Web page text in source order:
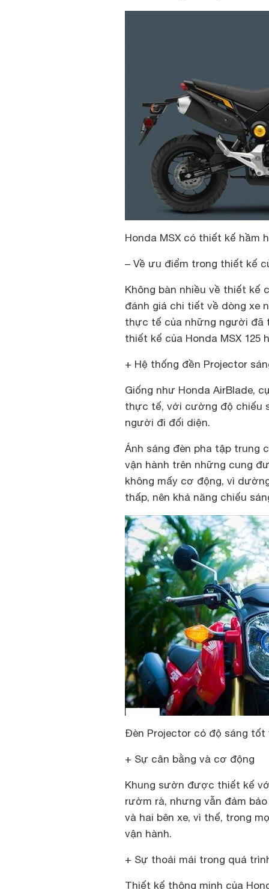
Honda MSX có thiết kế hầm
– Về ưu điểm trong thiết kế
Không bàn nhiều về thiết kế
đánh giá chi tiết về dòng xe
thực tế của những người đã
thiết kế của Honda MSX
+ Hệ thống đền Projector
Giống như Honda AirBlade,
thực tế, với cường độ chiếu
người đi đối diện.
Ánh sáng đèn pha tập trung
vận hành trên những cung
không mấy cơ động, vì
thấp, nên khả năng chiếu
Đèn Projector có độ sáng
+ Sự cân bằng và cơ động
Khung sườn được thiết kế
rườm rà, nhưng vẫn đảm
và hai bên xe, vì thế, trong
vận hành.
+ Sự thoải mái trong quá
Thiết kế thông minh của